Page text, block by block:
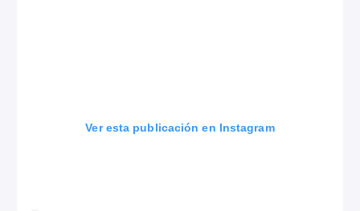
Ver esta publicación en Instagram